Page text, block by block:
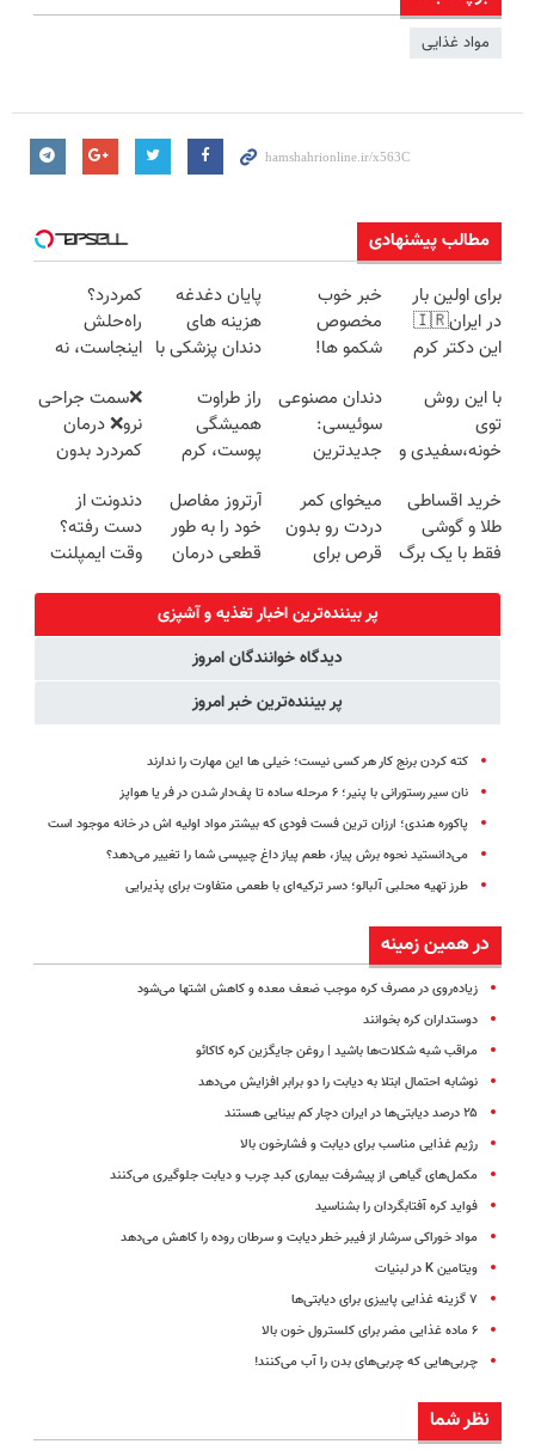
مواد غذایی
مطالب پیشنهادی
برای اولین بار
در ایران🇮🇷
این دکتر کرم
روزه ساخت!
خبر خوب
مخصوص
شکمو ها!
روش لاغری
معرفی شد
پایان دغدغه
هزینه های
دندان پزشکی با
کننده خانگی
کمردرد؟
راه‌حلش
اینجاست، نه
با این روش
توی
خونه،سفیدی و
برگردون
(40%off)
دندان مصنوعی
سوئیسی:
جدیدترین
سبک و مقاوم |
پرداخت قسطی
راز طراوت
همیشگی
پوست، کرم
با 45%تخفیف
❌سمت جراحی
نرو❌ درمان
کمردرد بدون
خرید اقساطی
طلا و گوشی
فقط با یک برگ
میخوای کمر
دردت رو بدون
قرص برای
کنی؟
(◂پرسش‌نامه
رو پر کن)
آرتروز مفاصل
خود را به طور
قطعی درمان
◗پرسش‌نامه◖
دندونت از
دست رفته؟
وقت ایمپلنت
پر بیننده‌ترین اخبار تغذیه و آشپزی
دیدگاه خوانندگان امروز
پر بیننده‌ترین خبر امروز
کته کردن برنج کار هر کسی نیست؛ خیلی ها این مهارت را ندارند
نان سیر رستورانی با پنیر؛ ۶ مرحله ساده تا پف‌دار شدن در فر یا هواپز
پاکوره هندی؛ ارزان ترین فست فودی که بیشتر مواد اولیه اش در خانه موجود است
می‌دانستید نحوه برش پیاز، طعم پیاز داغ چیپسی شما را تغییر می‌دهد؟
طرز تهیه محلبی آلبالو؛ دسر ترکیه‌ای با طعمی متفاوت برای پذیرایی
در همین زمینه
زیاده‌روی در مصرف کره موجب ضعف معده و کاهش اشتها می‌شود
دوستداران کره بخوانند
مراقب شبه شکلات‌ها باشید | روغن جایگزین کره کاکائو
نوشابه احتمال ابتلا به دیابت را دو برابر افزایش می‌دهد
۲۵ درصد دیابتی‌ها در ایران دچار کم بینایی هستند
رژیم غذایی مناسب برای دیابت و فشارخون بالا
مکمل‌های گیاهی از پیشرفت بیماری کبد چرب و دیابت جلوگیری می‌کنند
فواید کره آفتابگردان را بشناسید
مواد خوراکی سرشار از فیبر خطر دیابت و سرطان روده را کاهش می‌دهد
ویتامین K در لبنیات
۷ گزینه غذایی پاییزی برای دیابتی‌ها
۶ ماده غذایی مضر برای کلسترول خون بالا
چربی‌هایی که چربی‌های بدن را آب می‌کنند!
نظر شما